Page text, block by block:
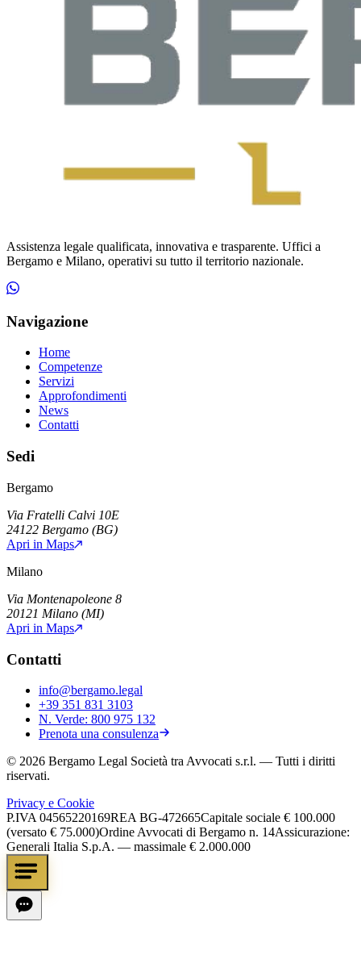
Assistenza legale qualificata, innovativa e trasparente. Uffici a
Bergamo e Milano, operativi su tutto il territorio nazionale.
Navigazione
Home
Competenze
Servizi
Approfondimenti
News
Contatti
Sedi
Bergamo
Via Fratelli Calvi 10E
24122 Bergamo (BG)
Apri in Maps
Milano
Via Montenapoleone 8
20121 Milano (MI)
Apri in Maps
Contatti
info@bergamo.legal
+39 351 831 3103
N. Verde: 800 975 132
Prenota una consulenza
© 2026 Bergamo Legal Società tra Avvocati s.r.l. — Tutti i diritti
riservati.
Privacy e Cookie
P.IVA 04565220169REA BG-472665Capitale sociale € 100.000
(versato € 75.000)Ordine Avvocati di Bergamo n. 14Assicurazione:
Generali Italia S.p.A. — massimale € 2.000.000